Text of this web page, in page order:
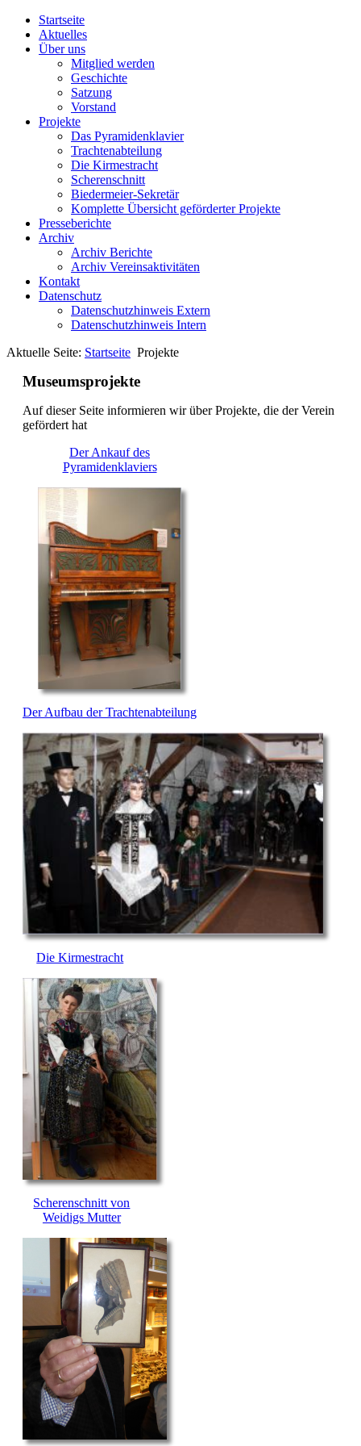
Startseite
Aktuelles
Über uns
Mitglied werden
Geschichte
Satzung
Vorstand
Projekte
Das Pyramidenklavier
Trachtenabteilung
Die Kirmestracht
Scherenschnitt
Biedermeier-Sekretär
Komplette Übersicht geförderter Projekte
Presseberichte
Archiv
Archiv Berichte
Archiv Vereinsaktivitäten
Kontakt
Datenschutz
Datenschutzhinweis Extern
Datenschutzhinweis Intern
Aktuelle Seite: Startseite Projekte
Museumsprojekte
Auf dieser Seite informieren wir über Projekte, die der Verein
gefördert hat
Der Ankauf des
Pyramidenklaviers
Der Aufbau der Trachtenabteilung
Die Kirmestracht
Scherenschnitt von
Weidigs Mutter